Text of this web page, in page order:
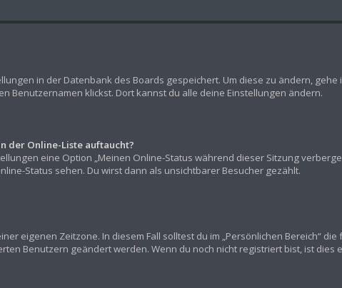
in der Datenbank des Boards gespeichert. Um diese zu ändern, gehe
Benutzernamen klickst. Dort kannst du alle deine Einstellungen ändern.
der Online-Liste auftaucht?
eine Option „Meinen Online-Status während dieser Sitzung
Status sehen. Du wirst dann als unsichtbarer Besucher gezählt.
eigenen Zeitzone. In diesem Fall solltest du im „Persönlichen Bereich“
Benutzern geändert werden. Wenn du noch nicht registriert bist, ist dies